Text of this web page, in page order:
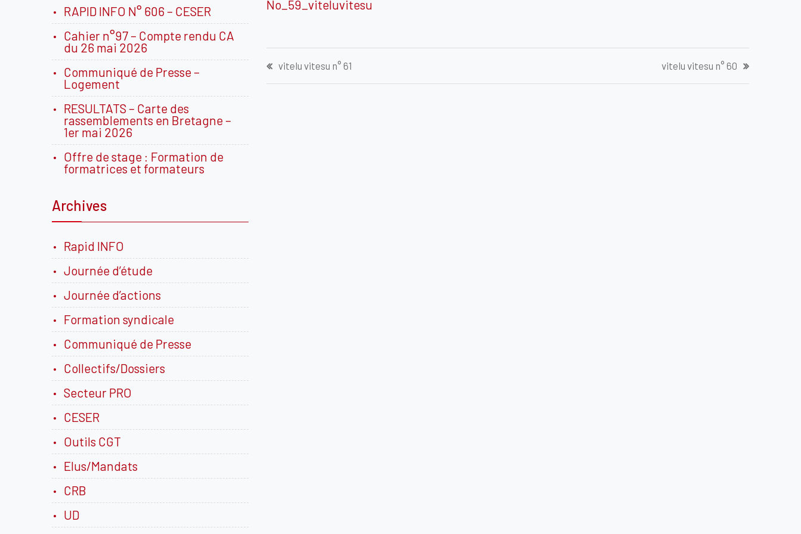
No_59_viteluvitesu
Navigation
de
vitelu vitesu n° 61 vitelu vitesu n° 60
RAPID INFO N° 606 – CESER
Cahier n°97 – Compte rendu CA
du 26 mai 2026
Communiqué de Presse –
Logement
RESULTATS – Carte des
rassemblements en Bretagne –
1er mai 2026
Offre de stage : Formation de
formatrices et formateurs
Archives
Rapid INFO
Journée d’étude
Journée d’actions
Formation syndicale
Communiqué de Presse
Collectifs/Dossiers
Secteur PRO
CESER
Outils CGT
Elus/Mandats
CRB
UD